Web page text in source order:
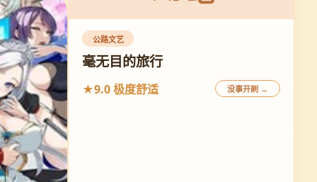
公路文艺
毫无目的旅行
★9.0 极度舒适 没事开刷 →